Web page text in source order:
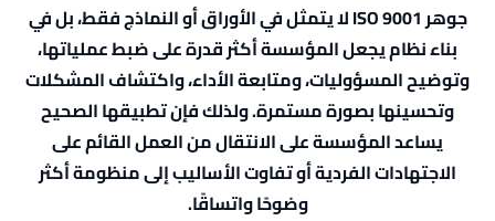
جوهر ISO 9001 لا يتمثل في الأوراق أو النماذج فقط، بل في
بناء نظام يجعل المؤسسة أكثر قدرة على ضبط عملياتها،
وتوضيح المسؤوليات، ومتابعة الأداء، واكتشاف المشكلات
وتحسينها بصورة مستمرة. ولذلك فإن تطبيقها الصحيح
يساعد المؤسسة على الانتقال من العمل القائم على
الاجتهادات الفردية أو تفاوت الأساليب إلى منظومة أكثر
وضوحًا واتساقًا.